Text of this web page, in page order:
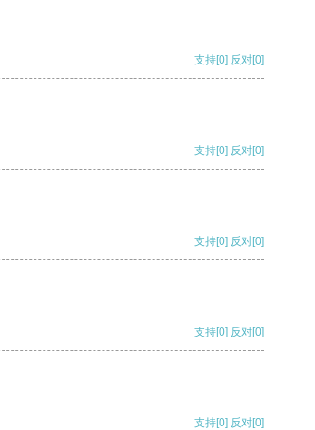
支持[0] 反对[0]
支持[0] 反对[0]
支持[0] 反对[0]
支持[0] 反对[0]
支持[0] 反对[0]